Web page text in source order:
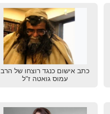
כתב אישום כנגד רוצחו של הרב
עמוס גואטה ז"ל